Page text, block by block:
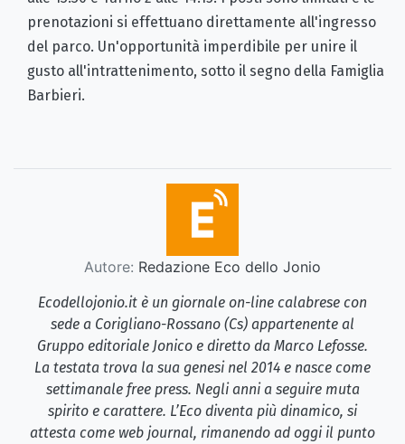
prenotazioni si effettuano direttamente all'ingresso
del parco. Un'opportunità imperdibile per unire il
gusto all'intrattenimento, sotto il segno della Famiglia
Barbieri.
Autore: Redazione Eco dello Jonio
Ecodellojonio.it è un giornale on-line calabrese con
sede a Corigliano-Rossano (Cs) appartenente al
Gruppo editoriale Jonico e diretto da Marco Lefosse.
La testata trova la sua genesi nel 2014 e nasce come
settimanale free press. Negli anni a seguire muta
spirito e carattere. L’Eco diventa più dinamico, si
attesta come web journal, rimanendo ad oggi il punto